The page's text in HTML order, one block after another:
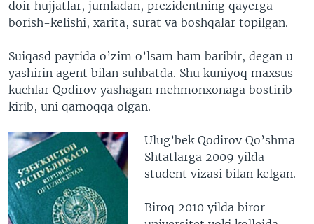
doir hujjatlar, jumladan, prezidentning qayerga
borish-kelishi, xarita, surat va boshqalar topilgan.
Suiqasd paytida o’zim o’lsam ham baribir, degan u
yashirin agent bilan suhbatda. Shu kuniyoq maxsus
kuchlar Qodirov yashagan mehmonxonaga bostirib
kirib, uni qamoqqa olgan.
Ulug’bek Qodirov Qo’shma
Shtatlarga 2009 yilda
student vizasi bilan kelgan.
Biroq 2010 yilda biror